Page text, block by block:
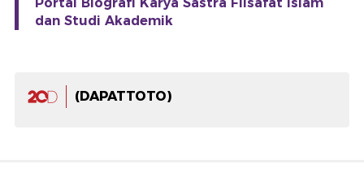
dan Studi Akademik
(DAPATTOTO)